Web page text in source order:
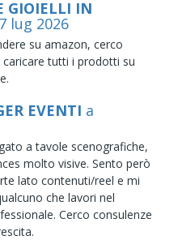
GIOIELLI IN
lug 2026
su amazon, cerco
tutti i prodotti su
EVENTI a
a tavole scenografiche,
molto visive. Sento però
lato contenuti/reel e mi
che lavori nel
Cerco consulenze